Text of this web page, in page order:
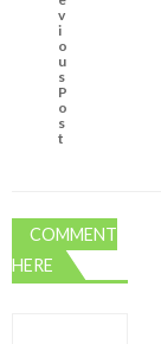
v
i
o
u
s
P
o
s
t
COMMENT
HERE